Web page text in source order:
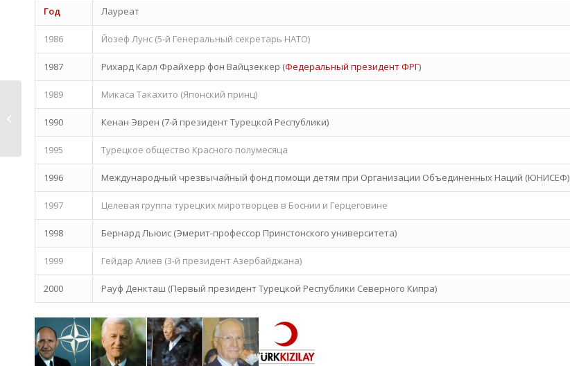
Год Лауреат
1986 Йозеф Лунс (5-й Генеральный секретарь НАТО)
1987 Рихард Карл Фрайхерр фон Вайцзеккер (Федеральный президент ФРГ)
1989 Микаса Такахито (Японский принц)
1990 Кенан Эврен (7-й президент Турецкой Республики)
1995 Турецкое общество Красного полумесяца
1996 Международный чрезвычайный фонд помощи детям при Организации Объединенных Наций (ЮНИСЕФ)
1997 Целевая группа турецких миротворцев в Боснии и Герцеговине
1998 Бернард Льюис (Эмерит-профессор Принстонского университета)
1999 Гейдар Алиев (3-й президент Азербайджана)
2000 Рауф Денкташ (Первый президент Турецкой Республики Северного Кипра)
101-ая годовщина
Битвы при Сакарье